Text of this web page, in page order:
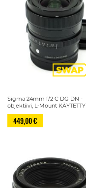
Sigma 24mm f/2 C DG DN -
objektiivi, L-Mount KÄYTETTY
449,00 €